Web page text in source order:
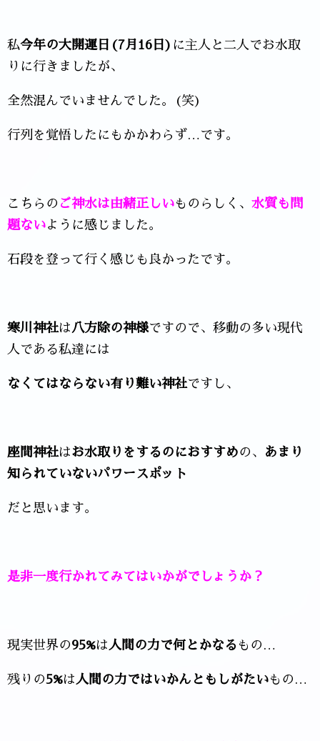
私今年の大開運日(7月16日) に主人と二人でお水取
りに行きましたが、
全然混んでいませんでした。(笑)
行列を覚悟したにもかかわらず…です。
こちらの ご神水は由緒正しいものらしく、 水質も問
題ないように感じました。
石段を登って行く感じも良かったです。
寒川神社は八方除の神様ですので、移動の多い現代
人である私達には
なくてはならない有り難い神社ですし、
座間神社はお水取りをするのにおすすめの、
あまり
知られていないパワースポット
だと思います。
是非一度行かれてみてはいかがでしょうか？
現実世界の95%は 人間の力で何とかなる もの…
残りの5%は 人間の力ではいかんともしがたいもの…